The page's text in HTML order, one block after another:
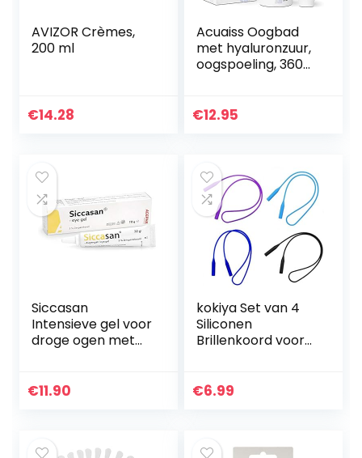
AVIZOR Crèmes,
200 ml
€14.28
Acuaiss Oogbad
met hyaluronzuur,
oogspoeling, 360
€12.95
Siccasan
Intensieve gel voor
droge ogen met
Bevochtingsmiddel
€11.90
kokiya Set van 4
Siliconen
Brillenkoord voor
Snoerhouder voor
€6.99